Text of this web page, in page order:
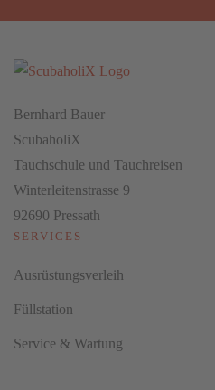
Bernhard Bauer
ScubaholiX
Tauchschule und Tauchreisen
Winterleitenstrasse 9
92690 Pressath
SERVICES
Ausrüstungsverleih
Füllstation
Service & Wartung